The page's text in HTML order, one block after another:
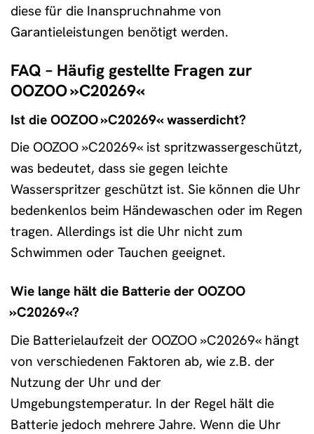
diese für die Inanspruchnahme von
Garantieleistungen benötigt werden.
FAQ – Häufig gestellte Fragen zur
OOZOO »C20269«
Ist die OOZOO »C20269« wasserdicht?
Die OOZOO »C20269« ist spritzwassergeschützt,
was bedeutet, dass sie gegen leichte
Wasserspritzer geschützt ist. Sie können die Uhr
bedenkenlos beim Händewaschen oder im Regen
tragen. Allerdings ist die Uhr nicht zum
Schwimmen oder Tauchen geeignet.
Wie lange hält die Batterie der OOZOO
»C20269«?
Die Batterielaufzeit der OOZOO »C20269« hängt
von verschiedenen Faktoren ab, wie z.B. der
Nutzung der Uhr und der
Umgebungstemperatur. In der Regel hält die
Batterie jedoch mehrere Jahre. Wenn die Uhr